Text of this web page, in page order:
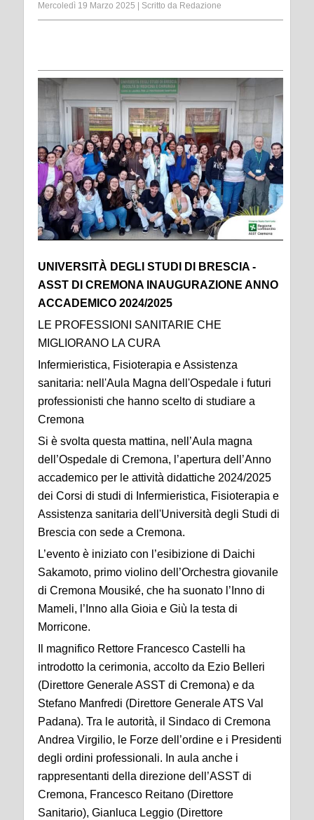
Mercoledì 19 Marzo 2025 Scritto da Redazione
UNIVERSITÀ DEGLI STUDI DI BRESCIA -
ASST DI CREMONA INAUGURAZIONE ANNO
ACCADEMICO 2024/2025
LE PROFESSIONI SANITARIE CHE
MIGLIORANO LA CURA
Infermieristica, Fisioterapia e Assistenza
sanitaria: nell'Aula Magna dell'Ospedale i futuri
professionisti che hanno scelto di studiare a
Cremona
Si è svolta questa mattina, nell’Aula magna
dell’Ospedale di Cremona, l’apertura dell’Anno
accademico per le attività didattiche 2024/2025
dei Corsi di studi di Infermieristica, Fisioterapia e
Assistenza sanitaria dell'Università degli Studi di
Brescia con sede a Cremona.
L’evento è iniziato con l’esibizione di Daichi
Sakamoto, primo violino dell’Orchestra giovanile
di Cremona Mousiké, che ha suonato l’Inno di
Mameli, l’Inno alla Gioia e Giù la testa di
Morricone.
Il magnifico Rettore Francesco Castelli ha
introdotto la cerimonia, accolto da Ezio Belleri
(Direttore Generale ASST di Cremona) e da
Stefano Manfredi (Direttore Generale ATS Val
Padana). Tra le autorità, il Sindaco di Cremona
Andrea Virgilio, le Forze dell’ordine e i Presidenti
degli ordini professionali. In aula anche i
rappresentanti della direzione dell’ASST di
Cremona, Francesco Reitano (Direttore
Sanitario), Gianluca Leggio (Direttore